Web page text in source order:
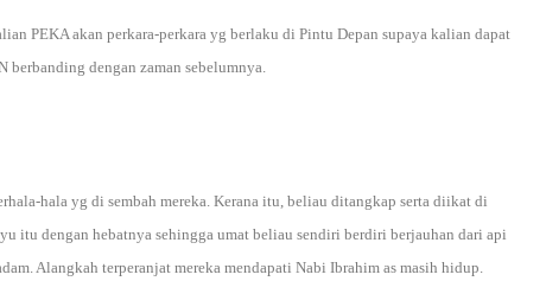
PEKA akan perkara-perkara yg berlaku di Pintu Depan supaya kalian dapat
berbanding dengan zaman sebelumnya.
hala yg di sembah mereka. Kerana itu, beliau ditangkap serta diikat di
itu dengan hebatnya sehingga umat beliau sendiri berdiri berjauhan dari api
Alangkah terperanjat mereka mendapati Nabi Ibrahim as masih hidup.